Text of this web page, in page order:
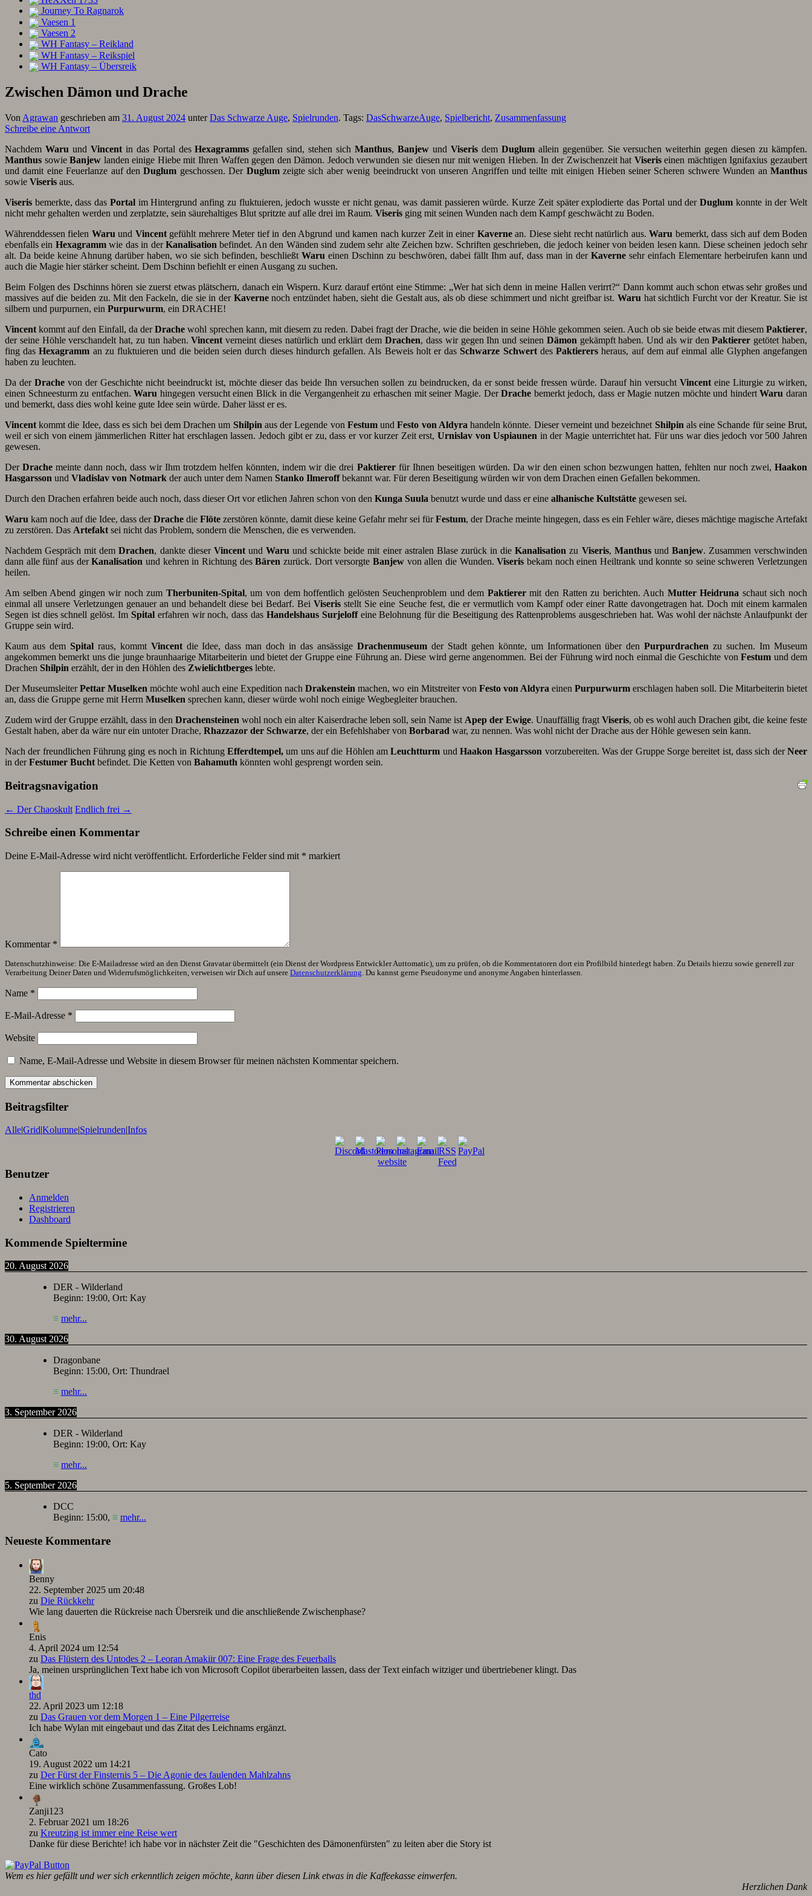
Journey To Ragnarok
Vaesen 1
Vaesen 2
WH Fantasy – Reikland
WH Fantasy – Reikspiel
WH Fantasy – Übersreik
Zwischen Dämon und Drache
Von Agrawan geschrieben am 31. August 2024 unterDas Schwarze Auge, Spielrunden. Tags: DasSchwarzeAuge, Spielbericht, Zusammenfassung
Schreibe eine Antwort
Nachdem Waru und Vincentin das Portal desHexagramms gefallen sind, stehen sichManthus,Banjew und Viserisdem Duglumallein gegenüber. Sie versuchen weiterhin gegen diesen zu kämpfen.
Manthus sowieBanjew landen einige Hiebe mit Ihren Waffen gegen den Dämon. Jedoch verwunden sie diesen nur mit wenigen Hieben. In der Zwischenzeit hat Viseriseinen mächtigen Ignifaxius gezaubert
und damit eine Feuerlanze auf denDuglum geschossen. Der Duglumzeigte sich aber wenig beeindruckt von unseren Angriffen und teilte mit einigen Hieben seiner Scheren schwere Wunden anManthus
sowie Viseris aus.
Viseris bemerkte, dass das Portalim Hintergrund anfing zu fluktuieren, jedoch wusste er nicht genau, was damit passieren würde. Kurze Zeit später explodierte das Portal und derDuglum konnte in der Welt
nicht mehr gehalten werden und zerplatzte, sein säurehaltiges Blut spritzte auf alle drei im Raum. Viseris ging mit seinen Wunden nach dem Kampf geschwächt zu Boden.
Währenddessen fielen Waru und Vincentgefühlt mehrere Meter tief in den Abgrund und kamen nach kurzer Zeit in einer Kavernean. Diese sieht recht natürlich aus.Waru bemerkt, dass sich auf dem Boden
ebenfalls ein Hexagrammwie das in derKanalisation befindet. An den Wänden sind zudem sehr alte Zeichen bzw. Schriften geschrieben, die jedoch keiner von beiden lesen kann. Diese scheinen jedoch sehr
alt. Da beide keine Ahnung darüber haben, wo sie sich befinden, beschließt Waru einen Dschinn zu beschwören, dabei fällt Ihm auf, dass man in der Kaverne sehr einfach Elementare herbeirufen kann und
auch die Magie hier stärker scheint. Dem Dschinn befiehlt er einen Ausgang zu suchen.
Beim Folgen des Dschinns hören sie zuerst etwas plätschern, danach ein Wispern. Kurz darauf ertönt eine Stimme: „Wer hat sich denn in meine Hallen verirrt?“ Dann kommt auch schon etwas sehr großes und
massives auf die beiden zu. Mit den Fackeln, die sie in der Kavernenoch entzündet haben, sieht die Gestalt aus, als ob diese schimmert und nicht greifbar ist. Waru hat sichtlich Furcht vor der Kreatur. Sie ist
silbern und purpurnen, ein Purpurwurm, ein DRACHE!
Vincent kommt auf den Einfall, da derDrache wohl sprechen kann, mit diesem zu reden. Dabei fragt der Drache, wie die beiden in seine Höhle gekommen seien. Auch ob sie beide etwas mit diesemPaktierer,
der seine Höhle verschandelt hat, zu tun haben.Vincent verneint dieses natürlich und erklärt demDrachen, dass wir gegen Ihn und seinen Dämon gekämpft haben. Und als wir denPaktierer getötet haben,
fing dasHexagramm an zu fluktuieren und die beiden seien durch dieses hindurch gefallen. Als Beweis holt er dasSchwarze SchwertdesPaktierers heraus, auf dem auf einmal alle Glyphen angefangen
haben zu leuchten.
Da derDrache von der Geschichte nicht beeindruckt ist, möchte dieser das beide Ihn versuchen sollen zu beindrucken, da er sonst beide fressen würde. Darauf hin versucht Vincenteine Liturgie zu wirken,
einen Schneesturm zu entfachen.Waru hingegen versucht einen Blick in die Vergangenheit zu erhaschen mit seiner Magie. DerDrache bemerkt jedoch, dass er Magie nutzen möchte und hindertWaru daran
und bemerkt, dass dies wohl keine gute Idee sein würde. Daher lässt er es.
Vincent kommt die Idee, dass es sich bei dem Drachen um Shilpin aus der Legende von FestumundFesto von Aldyra handeln könnte. Dieser verneint und bezeichnet Shilpin als eine Schande für seine Brut,
weil er sich von einem jämmerlichen Ritter hat erschlagen lassen. Jedoch gibt er zu, dass er vor kurzer Zeit erst, Urnislav von Uspiaunen in der Magie unterrichtet hat. Für uns war dies jedoch vor 500 Jahren
gewesen.
DerDrache meinte dann noch, dass wir Ihm trotzdem helfen könnten, indem wir die drei Paktiererfür Ihnen beseitigen würden. Da wir den einen schon bezwungen hatten, fehlten nur noch zwei,Haakon
Hasgarsson und Vladislav von Notmark der auch unter dem Namen Stanko Ilmeroffbekannt war. Für deren Beseitigung würden wir von dem Drachen einen Gefallen bekommen.
Durch den Drachen erfahren beide auch noch, dass dieser Ort vor etlichen Jahren schon von den Kunga Suula benutzt wurde und dass er eine alhanische Kultstätte gewesen sei.
Waru kam noch auf die Idee, dass derDrache die Flöte zerstören könnte, damit diese keine Gefahr mehr sei fürFestum, der Drache meinte hingegen, dass es ein Fehler wäre, dieses mächtige magische Artefakt
zu zerstören. Das Artefakt sei nicht das Problem, sondern die Menschen, die es verwenden.
Nachdem Gespräch mit demDrachen, dankte dieser VincentundWaru und schickte beide mit einer astralen Blase zurück in dieKanalisation zu Viseris, Manthusund Banjew. Zusammen verschwinden
dann alle fünf aus derKanalisation und kehren in Richtung desBären zurück. Dort versorgteBanjew von allen die Wunden.Viseris bekam noch einen Heiltrank und konnte so seine schweren Verletzungen
heilen.
Am selben Abend gingen wir noch zum Therbuniten-Spital, um von dem hoffentlich gelösten Seuchenproblem und dem Paktierermit den Ratten zu berichten. Auch Mutter Heidruna schaut sich noch
einmal all unsere Verletzungen genauer an und behandelt diese bei Bedarf. BeiViseris stellt Sie eine Seuche fest, die er vermutlich vom Kampf oder einer Ratte davongetragen hat. Doch mit einem karmalen
Segen ist dies schnell gelöst. Im Spitalerfahren wir noch, dass das Handelshaus Surjeloffeine Belohnung für die Beseitigung des Rattenproblems ausgeschrieben hat. Was wohl der nächste Anlaufpunkt der
Gruppe sein wird.
Kaum aus dem Spitalraus, kommt Vincentdie Idee, dass man doch in das ansässige Drachenmuseumder Stadt gehen könnte, um Informationen über denPurpurdrachen zu suchen. Im Museum
angekommen bemerkt uns die junge braunhaarige Mitarbeiterin und bietet der Gruppe eine Führung an. Diese wird gerne angenommen. Bei der Führung wird noch einmal die Geschichte vonFestum und dem
Drachen Shilpin erzählt, der in den Höhlen des Zwielichtberges lebte.
Der MuseumsleiterPettar Muselken möchte wohl auch eine Expedition nachDrakenstein machen, wo ein Mitstreiter von Festo von Aldyra einen Purpurwurmerschlagen haben soll. Die Mitarbeiterin bietet
an, dass die Gruppe gerne mit Herrn Muselken sprechen kann, dieser würde wohl noch einige Wegbegleiter brauchen.
Zudem wird der Gruppe erzählt, dass in den Drachensteinen wohl noch ein alter Kaiserdrache leben soll, sein Name ist Apep der Ewige. Unauffällig fragt Viseris, ob es wohl auch Drachen gibt, die keine feste
Gestalt haben, aber da wäre nur ein untoter Drache, Rhazzazor der Schwarze, der ein Befehlshaber von Borbarad war, zu nennen. Was wohl nicht der Drache aus der Höhle gewesen sein kann.
Nach der freundlichen Führung ging es noch in Richtung Efferdtempel, um uns auf die Höhlen amLeuchtturm undHaakon Hasgarsson vorzubereiten. Was der Gruppe Sorge bereitet ist, dass sich derNeer
in derFestumer Bucht befindet. Die Ketten von Bahamuth könnten wohl gesprengt worden sein.
Beitragsnavigation
← Der Chaoskult Endlich frei →
Schreibe einen Kommentar
Deine E-Mail-Adresse wird nicht veröffentlicht. Erforderliche Felder sind mit * markiert
Kommentar *
Datenschutzhinweise: Die E-Mailadresse wird an den Dienst Gravatar übermittelt (ein Dienst der Wordpress Entwickler Auttomatic), um zu prüfen, ob die Kommentatoren dort ein Profilbild hinterlegt haben. Zu Details hierzu sowie generell zur
Verarbeitung Deiner Daten und Widerrufsmöglichkeiten, verweisen wir Dich auf unsere Datenschutzerklärung. Du kannst gerne Pseudonyme und anonyme Angaben hinterlassen.
Name *
E-Mail-Adresse *
Website
Name, E-Mail-Adresse und Website in diesem Browser für meinen nächsten Kommentar speichern.
Beitragsfilter
AlleGridKolumne SpielrundenInfos
Benutzer
Anmelden
Registrieren
Dashboard
Kommende Spieltermine
20. August 2026
DER - Wilderland
Beginn: 19:00, Ort: Kay
≡ mehr...
30. August 2026
Dragonbane
Beginn: 15:00, Ort: Thundrael
≡ mehr...
3. September 2026
DER - Wilderland
Beginn: 19:00, Ort: Kay
≡ mehr...
5. September 2026
DCC
Beginn: 15:00, ≡ mehr...
Neueste Kommentare
Benny
22. September 2025 um 20:48
zu Die Rückkehr
Wie lang dauerten die Rückreise nach Übersreik und die anschließende Zwischenphase?
Enis
4. April 2024 um 12:54
zu Das Flüstern des Untodes 2 – Leoran Amakiir 007: Eine Frage des Feuerballs
Ja, meinen ursprünglichen Text habe ich von Microsoft Copilot überarbeiten lassen, dass der Text einfach witziger und übertriebener klingt. Das
thd
22. April 2023 um 12:18
zu Das Grauen vor dem Morgen 1 – Eine Pilgerreise
Ich habe Wylan mit eingebaut und das Zitat des Leichnams ergänzt.
Cato
19. August 2022 um 14:21
zu Der Fürst der Finsternis 5 – Die Agonie des faulenden Mahlzahns
Eine wirklich schöne Zusammenfassung. Großes Lob!
Zanji123
2. Februar 2021 um 18:26
zu Kreutzing ist immer eine Reise wert
Danke für diese Berichte! ich habe vor in nächster Zeit die "Geschichten des Dämonenfürsten" zu leiten aber die Story ist
Wem es hier gefällt und wer sich erkenntlich zeigen möchte, kann über diesen Link etwas in die Kaffeekasse einwerfen.
Herzlichen Dank